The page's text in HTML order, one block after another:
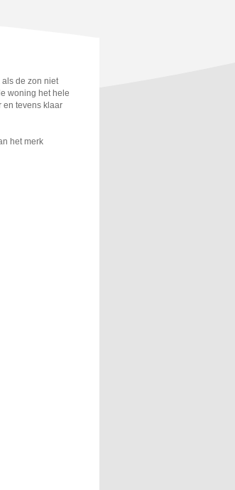
de zon niet
woning het hele
en tevens klaar
het merk